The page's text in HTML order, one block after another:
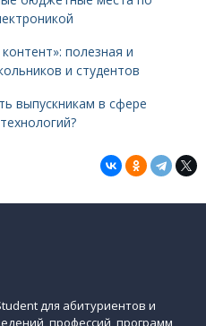
полезная и
и студентов
выпускникам в сфере
для абитуриентов и
профессий, программ